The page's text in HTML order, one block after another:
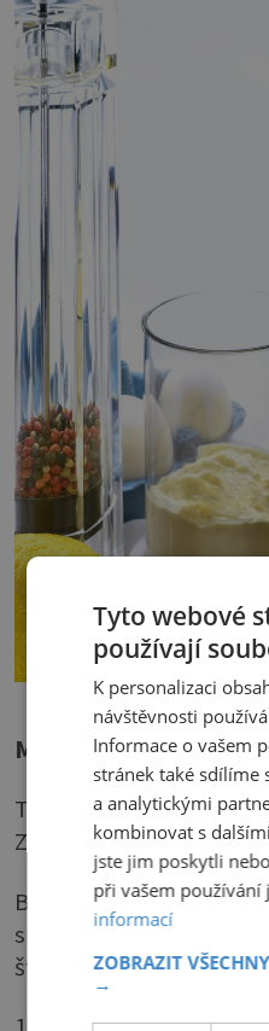
Majonéza moderně
Tenhle recept je hotový
Zkuste to.
Budete potřebovat: 2
slunečnicového oleje, 1
šťáva z půl citronu
Tyto webové
používají
K personalizaci
návštěvnosti
Informace o vašem
stránek také sdílíme
a analytickými
kombinovat s
jste jim poskytli
při vašem používání
informací
ZOBRAZIT
→